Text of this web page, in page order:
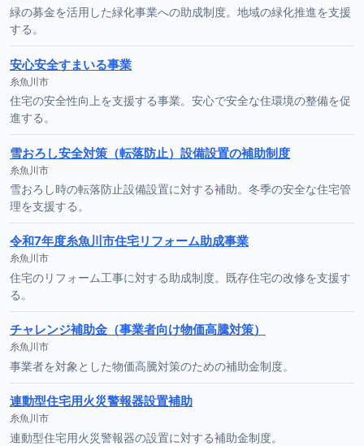
緑の募金を活用した緑化事業への助成制度。地域の緑化推進を支援
する。
安心安全すまいる事業
糸魚川市
住宅の安全性向上を支援する事業。安心で安全な住環境の整備を促
進する。
雪おろし安全対策（転落防止）設備設置の補助制度
糸魚川市
雪おろし時の転落防止設備設置に対する補助。冬季の安全な住宅管
理を支援する。
令和7年度糸魚川市住宅リフォーム助成事業
糸魚川市
住宅のリフォーム工事に対する助成制度。既存住宅の改修を支援す
る。
チャレンジ補助金（事業者向け物価高騰対策）
糸魚川市
事業者を対象とした物価高騰対策のための補助金制度。
連動型住宅用火災警報器設置補助
糸魚川市
連動型住宅用火災警報器の設置に対する補助金制度。